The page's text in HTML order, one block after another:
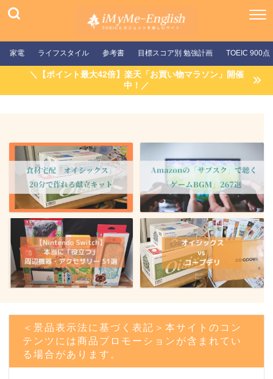
家電 ライフスタイル 参考書 目標スコア別 勉強計画 TOEIC 900点
＼【ポイント最大42倍】楽天「お買い物マラソン」開催
中！／
＜景品表示法に基づく表記＞本サイトのコン
テンツには商品プロモーションが含まれてい
る場合があります。